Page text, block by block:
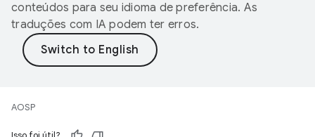
conteúdos para seu idioma de preferência. As
traduções com IA podem ter erros.
AOSP